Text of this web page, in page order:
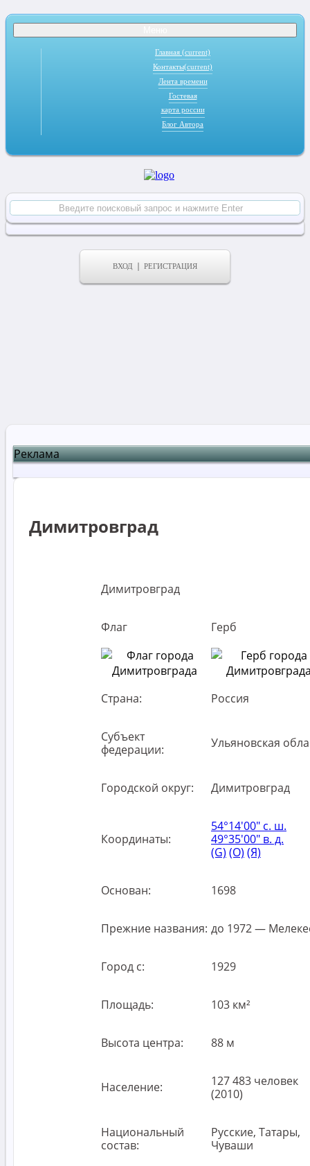
Главная (current)
Контакты(current)
Лента времени
Гостевая
карта россии
Блог Автора
ВХОД РЕГИСТРАЦИЯ
Реклама
Димитровград
Димитровград
Флаг Герб
Страна: Россия
Субъект
федерации:
Ульяновская
Городской округ: Димитровград
Координаты:
54°14′00″ с. ш.
49°35′00″ в. д.
(G) (O) (Я)
Основан: 1698
Прежние названия: до 1972 —
Город с: 1929
Площадь: 103 км²
Высота центра: 88 м
Население:
127 483 человек
(2010)
Национальный
состав:
Русские, Татары,
Чуваши